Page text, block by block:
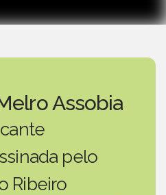
Assobia
pelo
Ribeiro